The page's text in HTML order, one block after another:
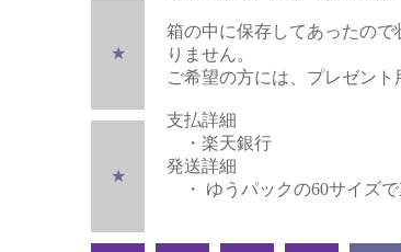
箱の中に保存してあったの
りません。
ご希望の方には、プレゼント
支払詳細
・楽天銀行
発送詳細
・ ゆうパックの60サイズ
★
★